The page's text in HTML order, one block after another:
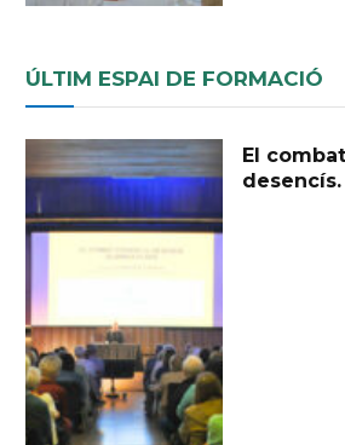
ÚLTIM ESPAI DE FORMACIÓ
El